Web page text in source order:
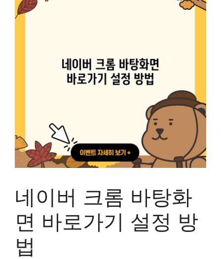
네이버 크롬 바탕화
면 바로가기 설정 방
법